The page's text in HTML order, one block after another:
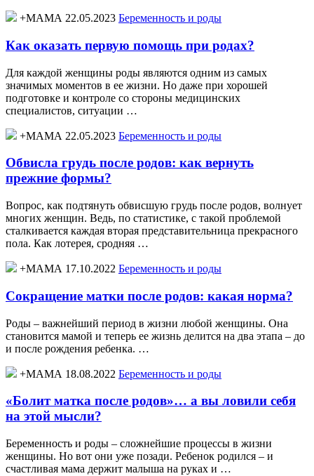
+МАМА 22.05.2023 Беременность и роды
Как оказать первую помощь при родах?
Для каждой женщины роды являются одним из самых
значимых моментов в ее жизни. Но даже при хорошей
подготовке и контроле со стороны медицинских
специалистов, ситуации …
+МАМА 22.05.2023 Беременность и роды
Обвисла грудь после родов: как вернуть
прежние формы?
Вопрос, как подтянуть обвисшую грудь после родов, волнует
многих женщин. Ведь, по статистике, с такой проблемой
сталкивается каждая вторая представительница прекрасного
пола. Как лотерея, сродняя …
+МАМА 17.10.2022 Беременность и роды
Сокращение матки после родов: какая норма?
Роды – важнейший период в жизни любой женщины. Она
становится мамой и теперь ее жизнь делится на два этапа – до
и после рождения ребенка. …
+МАМА 18.08.2022 Беременность и роды
«Болит матка после родов»… а вы ловили себя
на этой мысли?
Беременность и роды – сложнейшие процессы в жизни
женщины. Но вот они уже позади. Ребенок родился – и
счастливая мама держит малыша на руках и …